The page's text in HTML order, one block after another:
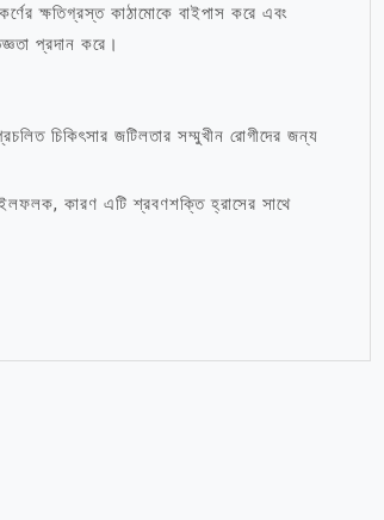
ক্ষতিগ্রস্ত কাঠামোকে বাইপাস করে এবং
প্রদান করে।
চিকিৎসার জটিলতার সম্মুখীন রোগীদের জন্য
কারণ এটি শ্রবণশক্তি হ্রাসের সাথে